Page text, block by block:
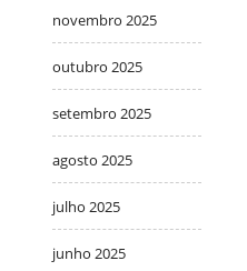
novembro 2025
outubro 2025
setembro 2025
agosto 2025
julho 2025
junho 2025